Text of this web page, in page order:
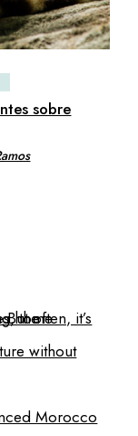
sobre